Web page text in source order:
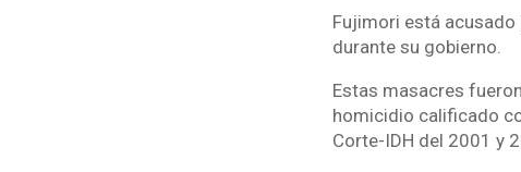
Fujimori está
durante su gobierno.
Estas masacres
homicidio calificado
Corte-IDH del 2001 y